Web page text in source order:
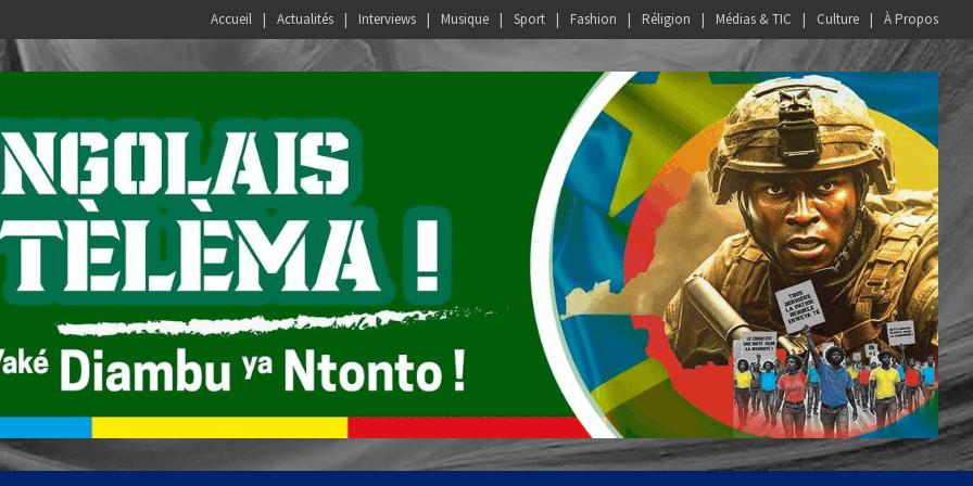
Accueil Actualités Interviews Musique Sport Fashion Réligion Médias & TIC Culture À Propos